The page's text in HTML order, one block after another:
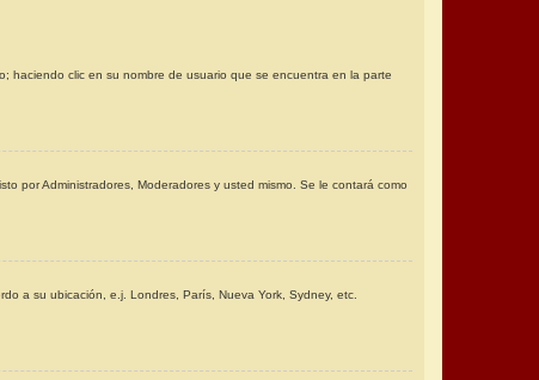
haciendo clic en su nombre de usuario que se encuentra en la parte
por Administradores, Moderadores y usted mismo. Se le contará como
a su ubicación, e.j. Londres, París, Nueva York, Sydney, etc.